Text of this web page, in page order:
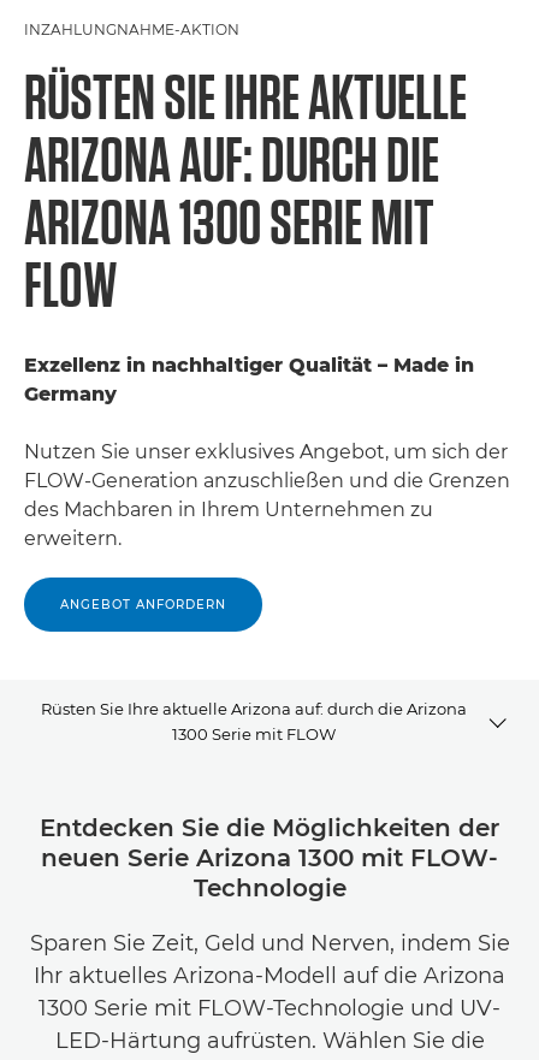
INZAHLUNGNAHME-AKTION
RÜSTEN SIE IHRE AKTUELLE
ARIZONA AUF: DURCH DIE
ARIZONA 1300 SERIE MIT
FLOW
Exzellenz in nachhaltiger Qualität – Made in
Germany
Nutzen Sie unser exklusives Angebot, um sich der
FLOW-Generation anzuschließen und die Grenzen
des Machbaren in Ihrem Unternehmen zu
erweitern.
ANGEBOT ANFORDERN
Rüsten Sie Ihre aktuelle Arizona auf: durch die Arizona
1300 Serie mit FLOW
Modellvergleich
Entdecken Sie die Möglichkeiten der
neuen Serie Arizona 1300 mit FLOW-
Technologie
Sparen Sie Zeit, Geld und Nerven, indem Sie
Ihr aktuelles Arizona-Modell auf die Arizona
1300 Serie mit FLOW-Technologie und UV-
LED-Härtung aufrüsten. Wählen Sie die